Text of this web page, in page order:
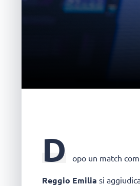
D opo un match
Reggio Emilia si